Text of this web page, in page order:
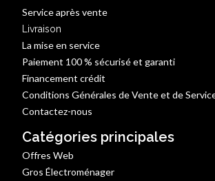
Service après vente
Livraison
La mise en service
Paiement 100 % sécurisé et garanti
Financement crédit
Conditions Générales de Vente et de
Contactez-nous
Catégories principales
Offres Web
Gros Électroménager